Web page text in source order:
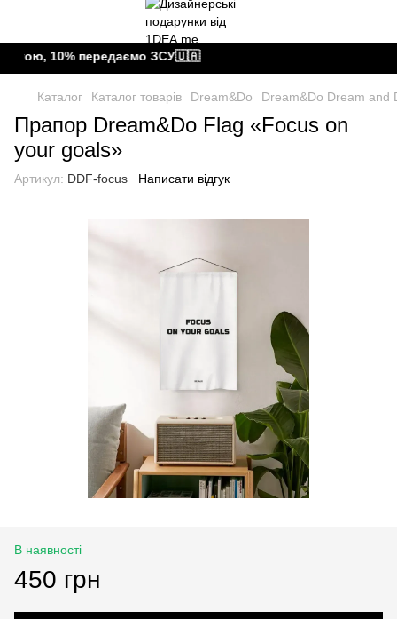
10% передаємо ЗСУ🇺🇦
Каталог Каталог товарів Dream&Do Dream&Do Dream and
Прапор Dream&Do Flag «Focus on
your goals»‎
Артикул: DDF-focus Написати відгук
В наявності
450 грн